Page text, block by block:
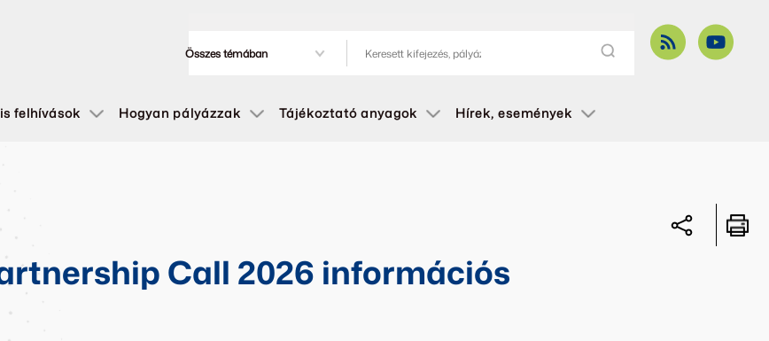
felhívások Hogyan pályázzak Tájékoztató anyagok Hírek, események
Call 2026 információs